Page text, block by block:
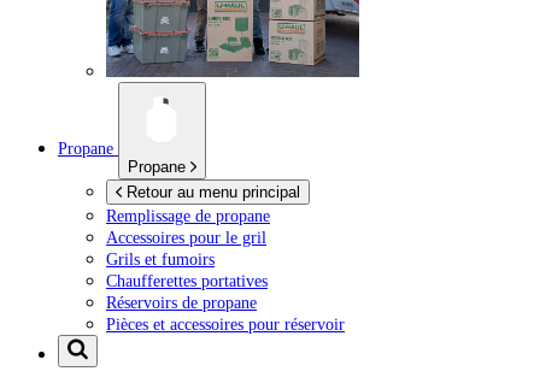
Propane
Propane
Retour au menu principal
Remplissage de propane
Accessoires pour le gril
Grils et fumoirs
Chaufferettes portatives
Réservoirs de propane
Pièces et accessoires pour réservoir